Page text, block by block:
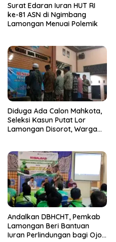
Surat Edaran Iuran HUT RI
ke-81 ASN di Ngimbang
Lamongan Menuai Polemik
Diduga Ada Calon Mahkota,
Seleksi Kasun Putat Lor
Lamongan Disorot, Warga
Andalkan DBHCHT, Pemkab
Lamongan Beri Bantuan
Iuran Perlindungan bagi Ojol